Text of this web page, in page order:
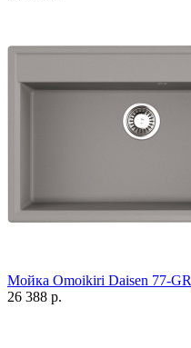
Мойка Omoikiri Daisen 77-GR
26 388 р.